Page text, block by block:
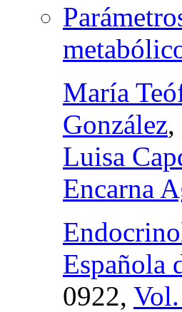
María
González,
Luisa
Encarna
Española
0922,